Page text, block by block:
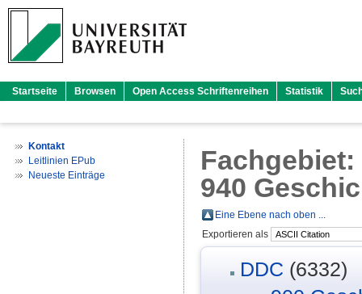
Startseite Browsen Open Access Schriftenreihen Statistik
Kontakt
Leitlinien EPub
Neueste Einträge
Fachgebiet:
940
Eine Ebene nach oben ...
Exportieren als
DDC (6332)